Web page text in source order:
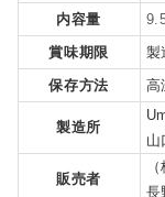
内容量
賞味期限
製
保存方法
高
製造所
山
販売者
長